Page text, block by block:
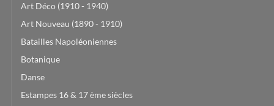
Art Déco (1910 - 1940)
Art Nouveau (1890 - 1910)
Batailles Napoléoniennes
Botanique
Danse
Estampes 16 & 17 ème siècles